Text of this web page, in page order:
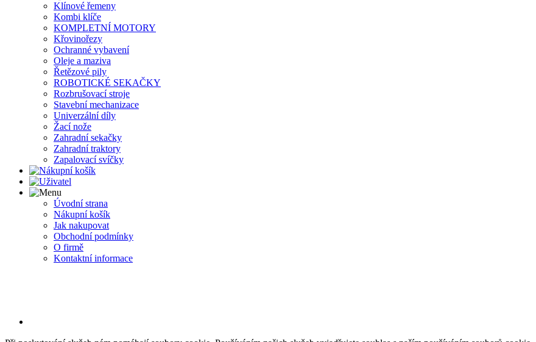
Klínové řemeny
Kombi klíče
KOMPLETNÍ MOTORY
Křovinořezy
Ochranné vybavení
Oleje a maziva
Řetězové pily
ROBOTICKÉ SEKAČKY
Rozbrušovací stroje
Stavební mechanizace
Univerzální díly
Žací nože
Zahradní sekačky
Zahradní traktory
Zapalovací svíčky
Úvodní strana
Nákupní košík
Jak nakupovat
Obchodní podmínky
O firmě
Kontaktní informace